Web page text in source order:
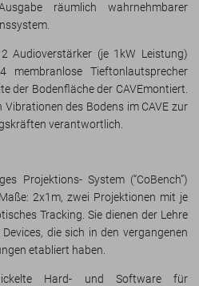
räumlich wahrnehmbarer
Audioverstärker (je 1kW Leistung)
Tieftonlautsprecher
der Bodenfläche der CAVEmontiert.
des Bodens im CAVE zur
verantwortlich.
Projektions- System (“CoBench”)
2x1m, zwei Projektionen mit je
Tracking. Sie dienen der Lehre
die sich in den vergangenen
etabliert haben.
Hard- und Software für